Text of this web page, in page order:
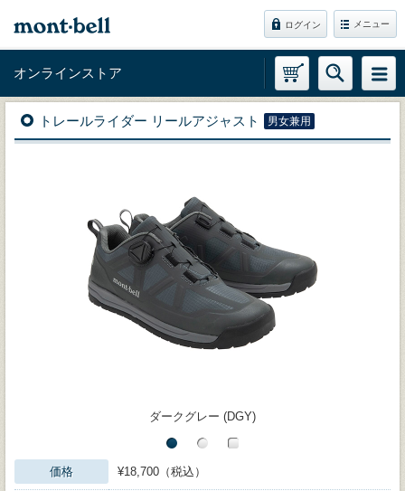
ログイン メニュー
オンラインストア
トレールライダー リールアジャスト 男女兼用
ダークグレー (DGY)
価格 ¥18,700（税込）